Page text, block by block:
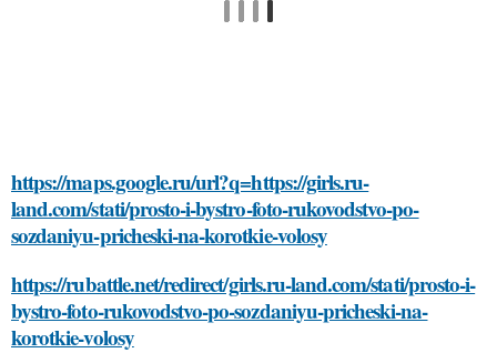
https://maps.google.ru/url?q=https://girls.ru-
land.com/stati/prosto-i-bystro-foto-rukovodstvo-po-
sozdaniyu-pricheski-na-korotkie-volosy
https://rubattle.net/redirect/girls.ru-land.com/stati/prosto-i-
bystro-foto-rukovodstvo-po-sozdaniyu-pricheski-na-
korotkie-volosy